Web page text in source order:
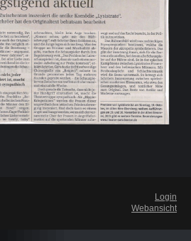
Login
Webansicht